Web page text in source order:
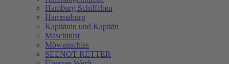
Hamburg Schiffchen
Hammaburg
Kapitänin und Kapitän
Maschinist
Möwenschiss
SEENOT RETTER